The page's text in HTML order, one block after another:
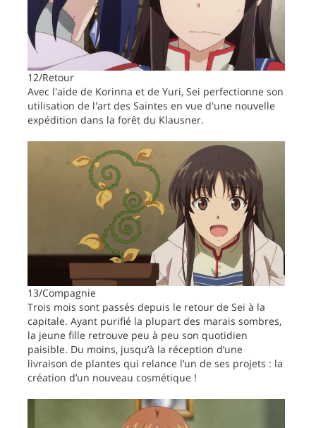
12/Retour
Avec l'aide de Korinna et de Yuri, Sei perfectionne son
utilisation de l'art des Saintes en vue d'une nouvelle
expédition dans la forêt du Klausner.
13/Compagnie
Trois mois sont passés depuis le retour de Sei à la
capitale. Ayant purifié la plupart des marais sombres,
la jeune fille retrouve peu à peu son quotidien
paisible. Du moins, jusqu’à la réception d’une
livraison de plantes qui relance l’un de ses projets : la
création d’un nouveau cosmétique !